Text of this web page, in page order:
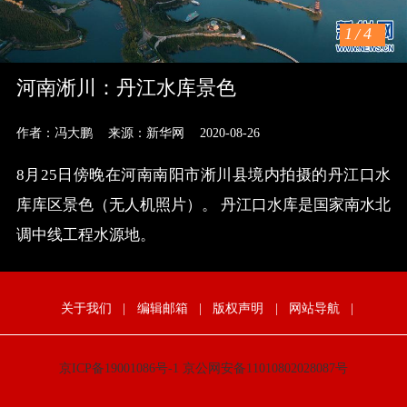
1 /4
河南淅川：丹江水库景色
作者：冯大鹏 来源：新华网 2020-08-26
8月25日傍晚在河南南阳市淅川县境内拍摄的丹江口水
库库区景色（无人机照片）。 丹江口水库是国家南水北
调中线工程水源地。
关于我们 | 编辑邮箱 | 版权声明 | 网站导航 |
京ICP备19001086号-1 京公网安备11010802028087号